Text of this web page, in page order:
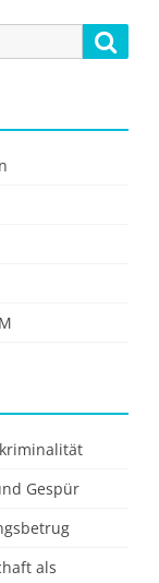
Gespür
als